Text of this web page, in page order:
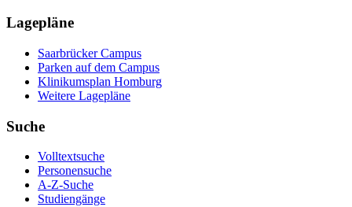
Lagepläne
Saarbrücker Campus
Parken auf dem Campus
Klinikumsplan Homburg
Weitere Lagepläne
Suche
Volltextsuche
Personensuche
A-Z-Suche
Studiengänge